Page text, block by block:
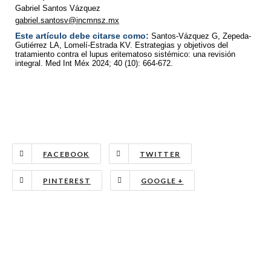
Gabriel Santos Vázquez
gabriel.santosv@incmnsz.mx
Este artículo debe citarse como: Santos-Vázquez G, Zepeda-
Gutiérrez LA, Lomelí-Estrada KV. Estrategias y objetivos del
tratamiento contra el lupus eritematoso sistémico: una revisión
integral. Med Int Méx 2024; 40 (10): 664-672.
FACEBOOK TWITTER
PINTEREST GOOGLE +